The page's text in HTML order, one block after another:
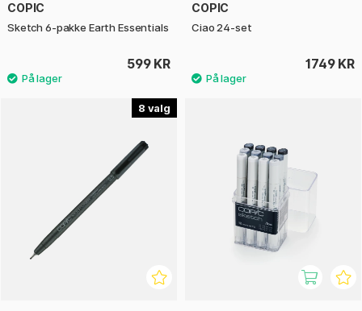
COPIC
Sketch 6-pakke Earth Essentials
599 KR
COPIC
Ciao 24-set
1749 KR
8